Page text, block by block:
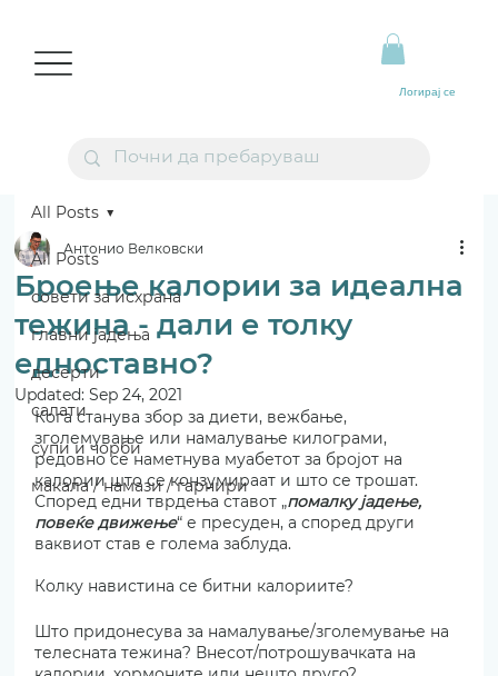
Логирај се
All Posts
совети за исхрана
главни јадења
десерти
салати
супи и чорби
макала / намази / гарнири
All Posts
Броење калории за идеална
тежина - дали е толку
едноставно?
Антонио Велковски
Updated:Sep 24, 2021
Кога станува збор за диети, вежбање,
зголемување или намалување килограми,
редовно се наметнува муабетот за бројот на
калории што се конзумираат и што се трошат.
Според едни тврдења ставот „помалку јадење,
повеќе движење“ е пресуден, а според други
ваквиот став е голема заблуда.
Колку навистина се битни калориите?
Што придонесува за намалување/зголемување на
телесната тежина? Внесот/потрошувачката на